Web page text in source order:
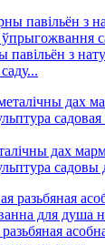
павільён з
дах
садовы